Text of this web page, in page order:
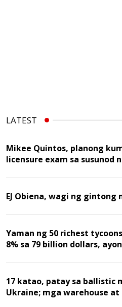
LATEST
Mikee Quintos, planong
licensure exam sa susunod
EJ Obiena, wagi ng gintong
Yaman ng 50 richest
8% sa 79 billion dollars,
17 katao, patay sa ballistic
Ukraine; mga warehouse